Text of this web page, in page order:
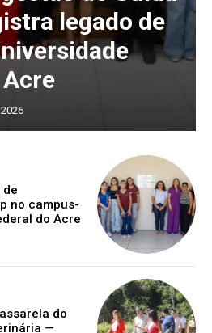
legado de
no campus-
do Acre
do
—